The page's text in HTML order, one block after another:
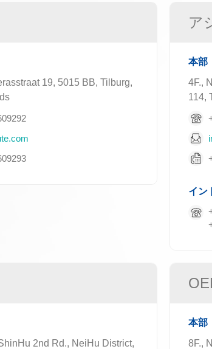
19, 5015 BB, Tilburg,
ア
本部
4F.,
114,
イン
2nd Rd., NeiHu District,
本部
8F.,